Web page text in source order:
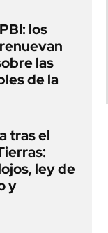
los
las
de la
tras el
ley de
y